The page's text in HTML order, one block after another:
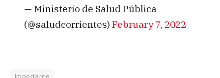
— Ministerio de Salud Pública
(@saludcorrientes) February 7, 2022
Importante